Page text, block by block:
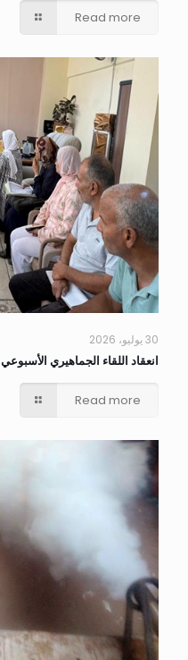
Read more
30 يوليو، 2026
انعقاد اللقاء الجماهيري الأسبوعي 30/7/2026
Read more